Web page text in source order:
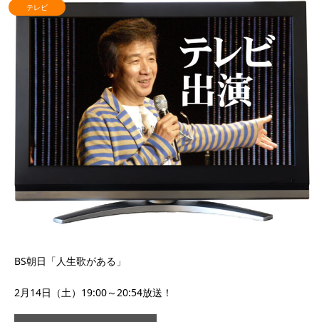
テレビ
BS朝日「人生歌がある」
2月14日（土）19:00～20:54放送！